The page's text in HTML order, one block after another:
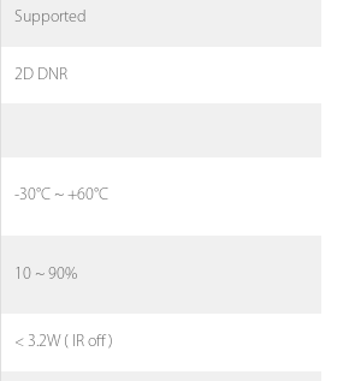
Supported
2D DNR
-30°C ~ +60°C
10 ~ 90%
< 3.2W ( IR off)